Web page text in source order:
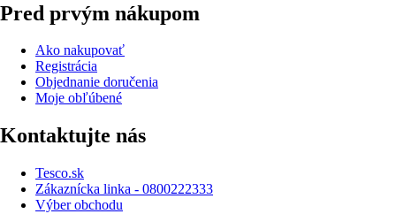
Pred prvým nákupom
Ako nakupovať
Registrácia
Objednanie doručenia
Moje obľúbené
Kontaktujte nás
Tesco.sk
Zákaznícka linka - 0800222333
Výber obchodu